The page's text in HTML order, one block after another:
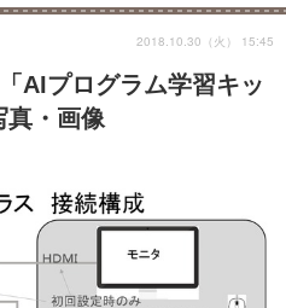
AIプログラム学習キッ
真・画像
2018.10.30（火） 15:45